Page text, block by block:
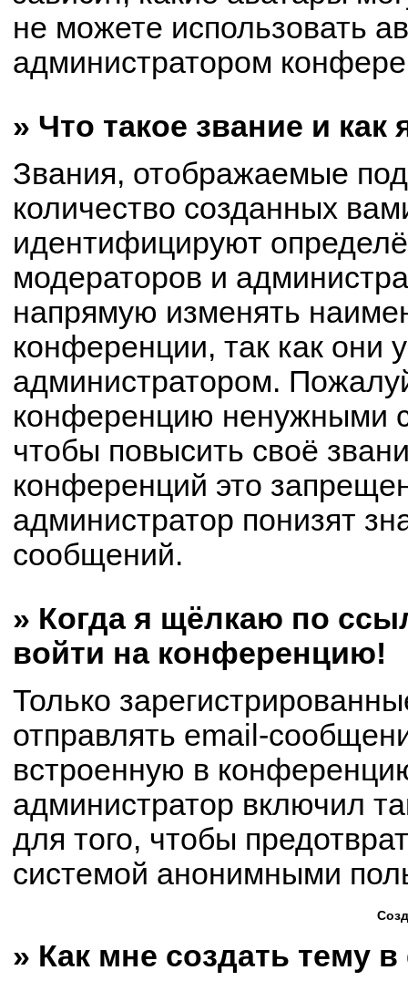
не можете использовать
администратором
» Что такое звание и как
Звания, отображаемые
количество созданных
идентифицируют
модераторов и
напрямую изменять
конференции, так как они
администратором.
конференцию ненужными
чтобы повысить своё
конференций это
администратор понизят
сообщений.
» Когда я щёлкаю по
войти на конференцию!
Только
отправлять email-
встроенную в
администратор включил
для того, чтобы
системой анонимными
» Как мне создать тему